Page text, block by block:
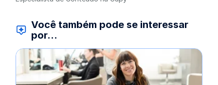
Você também pode se interessar
por...